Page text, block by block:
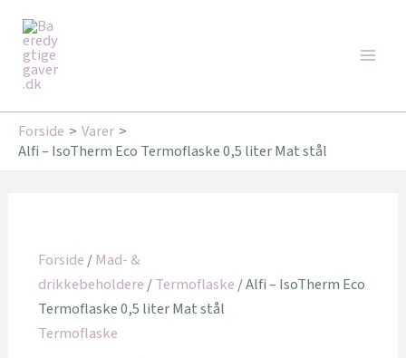
indholdet
Forside
Varer
Alfi – IsoTherm Eco Termoflaske 0,5 liter Mat stål
Tilbud!
Forside/Mad- &
drikkebeholdere/Termoflaske/ Alfi – IsoTherm Eco
Termoflaske 0,5 liter Mat stål
Termoflaske
249,95 kr..188,00 kr..
Tilbud!
Tilbud!
179,95 kr..162,00 kr..
Tilbud!
Tilbud!
179,00 kr..143,20 kr..
Tilbud!
Tilbud!
349,00 kr..346,00 kr..